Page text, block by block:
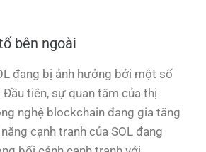
bên ngoài
đang bị ảnh hưởng bởi một số
tiên, sự quan tâm của thị
nghệ blockchain đang gia tăng
cạnh tranh của SOL đang